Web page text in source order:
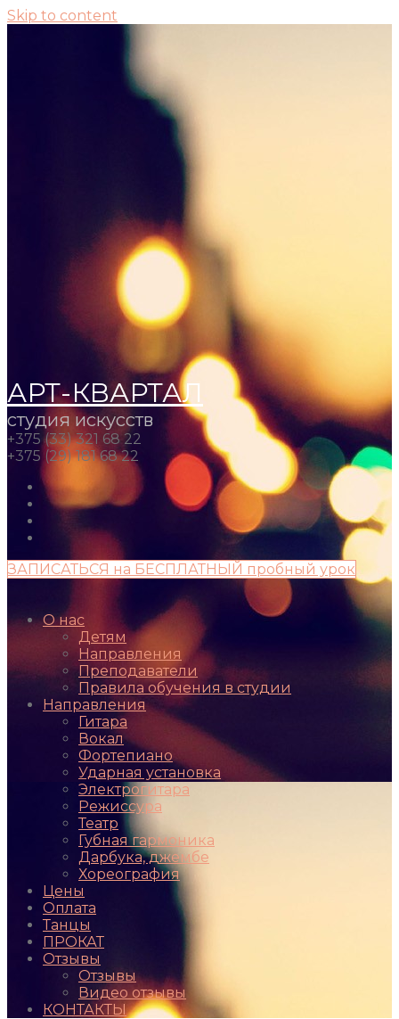
Skip to content
АРТ-КВАРТАЛ
студия искусств
+375 (33) 321 68 22
+375 (29) 181 68 22
ЗАПИСАТЬСЯ на БЕСПЛАТНЫЙ пробный урок
О нас
Детям
Направления
Преподаватели
Правила обучения в студии
Направления
Гитара
Вокал
Фортепиано
Ударная установка
Электрогитара
Режиссура
Театр
Губная гармоника
Дарбука, джембе
Хореография
Цены
Оплата
Танцы
ПРОКАТ
Отзывы
Отзывы
Видео отзывы
КОНТАКТЫ